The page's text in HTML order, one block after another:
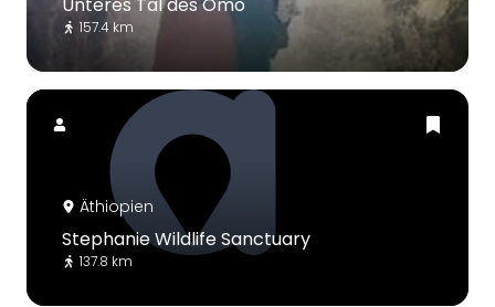
157.4 km
Äthiopien
Stephanie Wildlife Sanctuary
137.8 km